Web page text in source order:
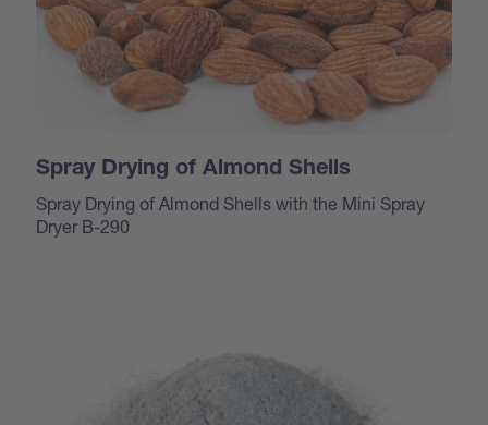
Spray Drying of Almond Shells
Spray Drying of Almond Shells with the Mini Spray
Dryer B-290